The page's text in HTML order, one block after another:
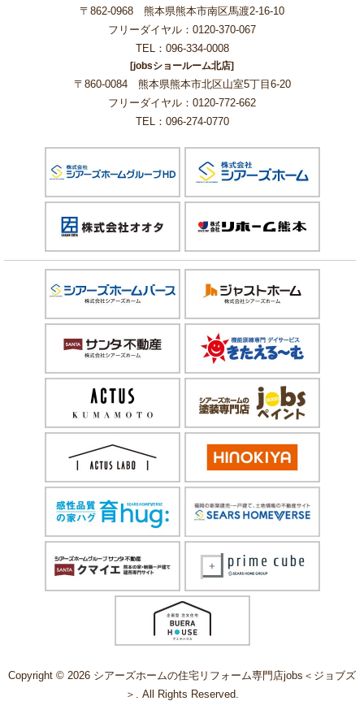
〒862-0968 熊本県熊本市南区馬渡2-16-10
フリーダイヤル：0120-370-067
TEL：096-334-0008
[jobsショールーム北店]
〒860-0084 熊本県熊本市北区山室5丁目6-20
フリーダイヤル：0120-772-662
TEL：096-274-0770
Copyright © 2026 シアーズホームの住宅リフォーム専門店jobs＜ジョブズ
＞. All Rights Reserved.